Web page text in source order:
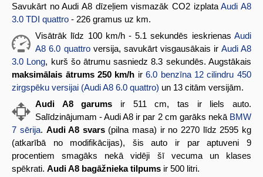
Savukārt no Audi A8 dīzeļiem vismazāk CO2 izplataAudi A8
3.0 TDI quattro - 226 gramus uz km.
Visātrāk līdz 100 km/h - 5.1 sekundēs ieskrienas Audi
A8 6.0 quattroversija, savukārt visgausākais ir Audi A8
3.0 Long, kurš šo ātrumu sasniedz 8.3 sekundēs. Augstākais
maksimālais ātrums 250 km/h ir6.0 benzīna 12 cilindru 450
zirgspēku versijai (Audi A8 6.0 quattro) un 13 citām versijām.
Audi A8 garums ir 511 cm, tas ir liels auto.
Salīdzinājumam - Audi A8 ir par 2 cm garāks nekā BMW
7 sērija. Audi A8 svars(pilna masa) ir no 2270 līdz 2595 kg
(atkarībā no modifikācijas), šis auto ir par aptuveni 9
procentiem smagāks nekā vidēji šī vecuma un klases
spēkrati.Audi A8 bagāžnieka tilpums ir 500 litri.